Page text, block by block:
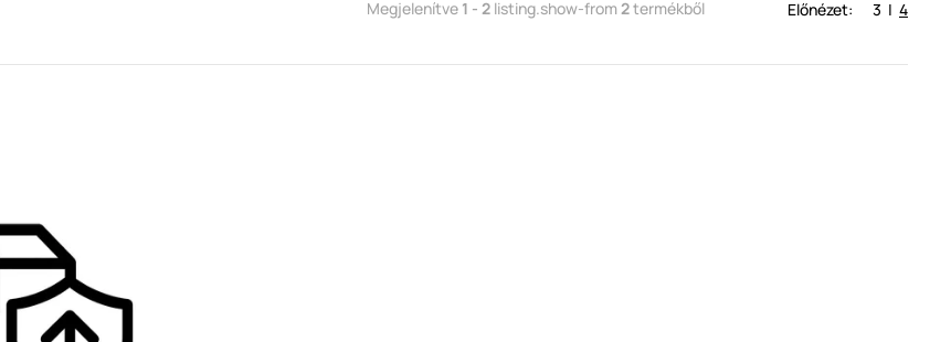
Megjelenítve 1 - 2 listing.show-from2termékből Előnézet: 3 | 4